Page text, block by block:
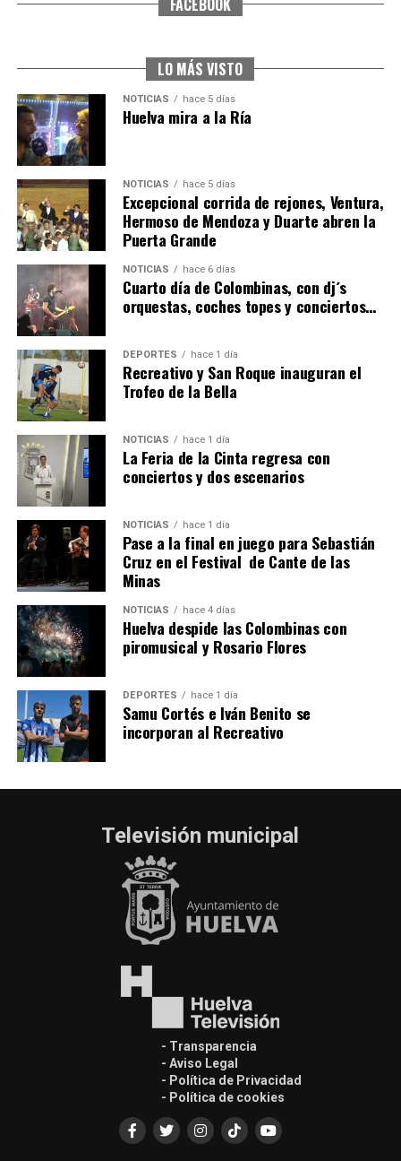
CUARTA CORRIDA DE LAS FIESTAS COLOMBINAS
4º DÍA DE LAS FIESTAS COLOMBINAS 2026
hace 6 días Huelvatv
SEXTA CORRIDA DE LAS FIESTAS COLOMBINAS
2026
hace 4 días· Huelvatv
LO MÁS VISTO
NOTICIAS hace 5 días
Huelva mira a la Ría
NOTICIAS hace 5 días
Excepcional corrida de rejones, Ventura,
Hermoso de Mendoza y Duarte abren la
Puerta Grande
NOTICIAS hace 6 días
Cuarto día de Colombinas, con dj´s
orquestas, coches topes y conciertos…
DEPORTES hace 1 día
Recreativo y San Roque inauguran el
Trofeo de la Bella
NOTICIAS hace 1 día
La Feria de la Cinta regresa con
conciertos y dos escenarios
NOTICIAS hace 1 día
Pase a la final en juego para Sebastián
Cruz en el Festival de Cante de las
Minas
NOTICIAS hace 4 días
Huelva despide las Colombinas con
piromusical y Rosario Flores
DEPORTES hace 1 día
Samu Cortés e Iván Benito se
incorporan al Recreativo
Televisión municipal
- Transparencia
- Aviso Legal
- Política de Privacidad
- Política de cookies